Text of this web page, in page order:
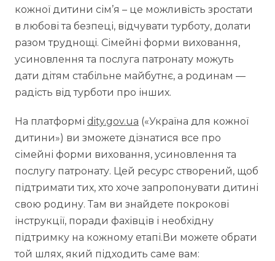
кожної дитини сім’я – це можливість зростати
в любові та безпеці, відчувати турботу, долати
разом труднощі. Сімейні форми виховання,
усиновлення та послуга патронату можуть
дати дітям стабільне майбутнє, а родинам —
радість від турботи про інших.
На платформі dity.gov.ua («Україна для кожної
дитини») ви зможете дізнатися все про
сімейні форми виховання, усиновлення та
послугу патронату. Цей ресурс створений, щоб
підтримати тих, хто хоче запропонувати дитині
свою родину. Там ви знайдете покрокові
інструкції, поради фахівців і необхідну
підтримку на кожному етапі.Ви можете обрати
той шлях, який підходить саме вам: